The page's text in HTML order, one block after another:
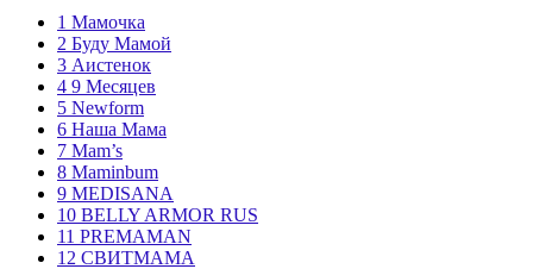
1 Мамочка
2 Буду Мамой
3 Аистенок
4 9 Месяцев
5 Newform
6 Наша Мама
7 Mam’s
8 Maminbum
9 MEDISANA
10 BELLY ARMOR RUS
11 PREMAMAN
12 СВИТМАМА